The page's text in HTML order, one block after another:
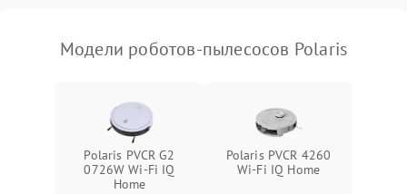
Модели роботов-пылесосов Polaris
Polaris PVCR G2
0726W Wi-Fi IQ
Home
Polaris PVCR 4260
Wi-Fi IQ Home